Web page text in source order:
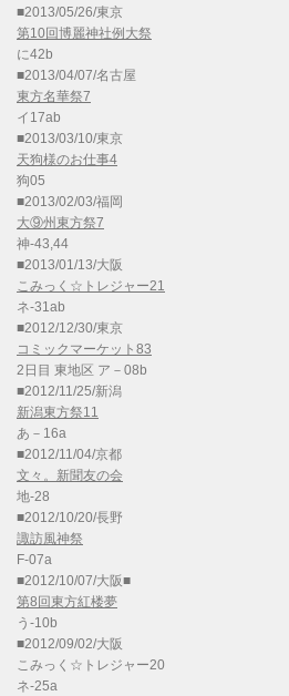
■2013/05/26/東京
第10回博麗神社例大祭
に42b
■2013/04/07/名古屋
東方名華祭7
イ17ab
■2013/03/10/東京
天狗様のお仕事4
狗05
■2013/02/03/福岡
大⑨州東方祭7
神-43,44
■2013/01/13/大阪
こみっく☆トレジャー21
ネ-31ab
■2012/12/30/東京
コミックマーケット83
2日目 東地区 ア－08b
■2012/11/25/新潟
新潟東方祭11
あ－16a
■2012/11/04/京都
文々。新聞友の会
地-28
■2012/10/20/長野
諏訪風神祭
F-07a
■2012/10/07/大阪■
第8回東方紅楼夢
う-10b
■2012/09/02/大阪
こみっく☆トレジャー20
ネ-25a